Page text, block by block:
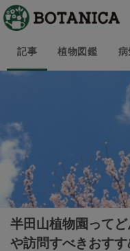
記事 植物図鑑 病
半田山植物園って
や訪問すべきおすす